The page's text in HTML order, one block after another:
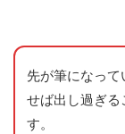
先が筆になって
せば出し過ぎ
す。